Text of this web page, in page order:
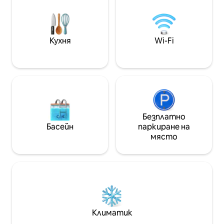
които използват собствената си
кола, предимството е, че това е
тих квартал. Тези, които са
планирали да посетят не само
атракции в Теан, също ще бъдат
Coupang Play могат да се гледат без
собствена кола на Solago CC - Около
10 минути с кола на Royalings CC -
Около 20 минути със собствена кола
до Манрипопо, което е известно със
30 минути с личен автомобил -
Приблизително 15 минути с личен
автомобил до Монгсанпо - 12 минути
с кола от дендрариума Чонгсан
настаняване, а
селище, бих
които искат
уважение
кучета, така че
прекарате
уведомете ни
осигуряваме
кученцето. Всеки, който вижда тази
статия, има
здрави и си
Кухня Wi-Fi
Басейн
Безплатно
паркиране на
място
Климатик